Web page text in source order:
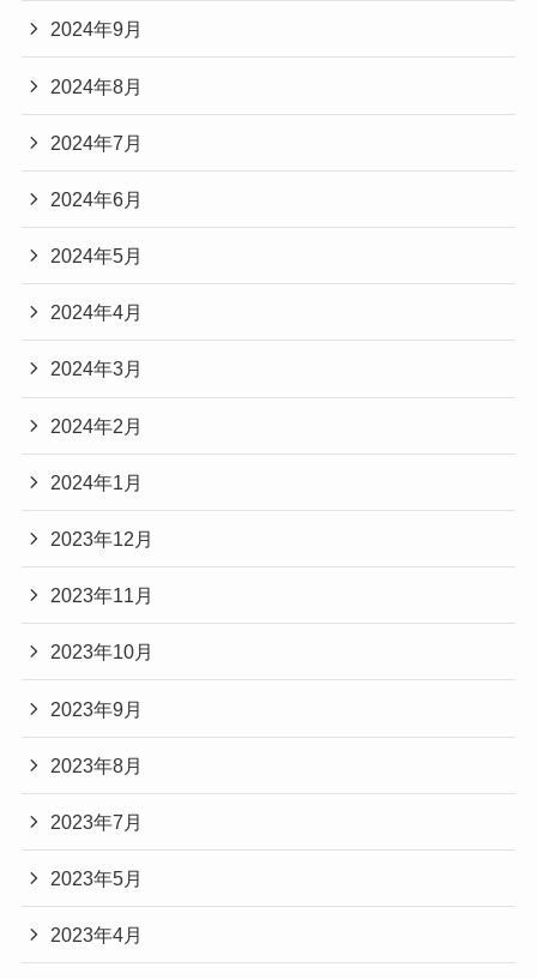
2024年9月
2024年8月
2024年7月
2024年6月
2024年5月
2024年4月
2024年3月
2024年2月
2024年1月
2023年12月
2023年11月
2023年10月
2023年9月
2023年8月
2023年7月
2023年5月
2023年4月